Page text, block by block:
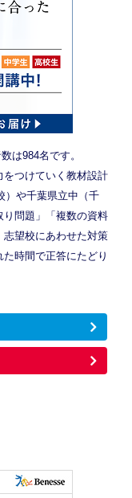
は984名です。
をつけていく教材設計
）や千葉県立中（千
問題」「複数の資料
望校にあわせた対策
時間で正答にたどり